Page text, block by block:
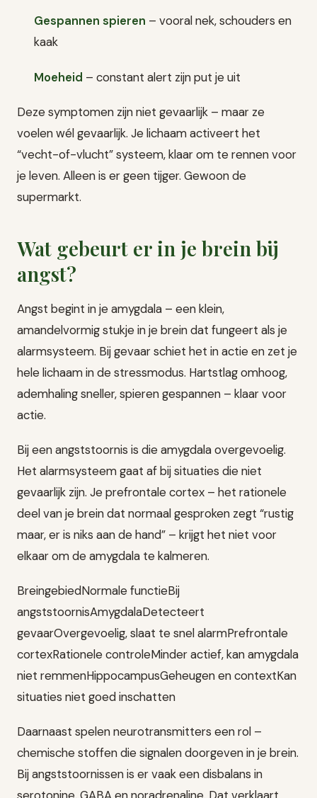
Gespannen spieren – vooral nek, schouders en
kaak
Moeheid – constant alert zijn put je uit
Deze symptomen zijn niet gevaarlijk – maar ze
voelen wél gevaarlijk. Je lichaam activeert het
“vecht-of-vlucht” systeem, klaar om te rennen voor
je leven. Alleen is er geen tijger. Gewoon de
supermarkt.
Wat gebeurt er in je brein bij
angst?
Angst begint in je amygdala – een klein,
amandelvormig stukje in je brein dat fungeert als je
alarmsysteem. Bij gevaar schiet het in actie en zet je
hele lichaam in de stressmodus. Hartstlag omhoog,
ademhaling sneller, spieren gespannen – klaar voor
actie.
Bij een angststoornis is die amygdala overgevoelig.
Het alarmsysteem gaat af bij situaties die niet
gevaarlijk zijn. Je prefrontale cortex – het rationele
deel van je brein dat normaal gesproken zegt “rustig
maar, er is niks aan de hand” – krijgt het niet voor
elkaar om de amygdala te kalmeren.
BreingebiedNormale functieBij
angststoornisAmygdalaDetecteert
gevaarOvergevoelig, slaat te snel alarmPrefrontale
cortexRationele controleMinder actief, kan amygdala
niet remmenHippocampusGeheugen en contextKan
situaties niet goed inschatten
Daarnaast spelen neurotransmitters een rol –
chemische stoffen die signalen doorgeven in je brein.
Bij angststoornissen is er vaak een disbalans in